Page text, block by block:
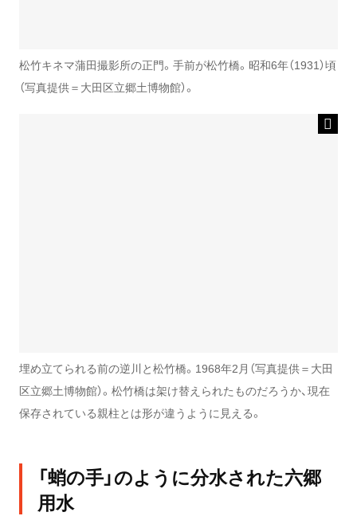
松竹キネマ蒲田撮影所の正門。手前が松竹橋。昭和6年（1931）頃
（写真提供＝大田区立郷土博物館）。
埋め立てられる前の逆川と松竹橋。1968年2月（写真提供＝大田
区立郷土博物館）。松竹橋は架け替えられたものだろうか、現在
保存されている親柱とは形が違うように見える。
「蛸の手」のように分水された六郷
用水